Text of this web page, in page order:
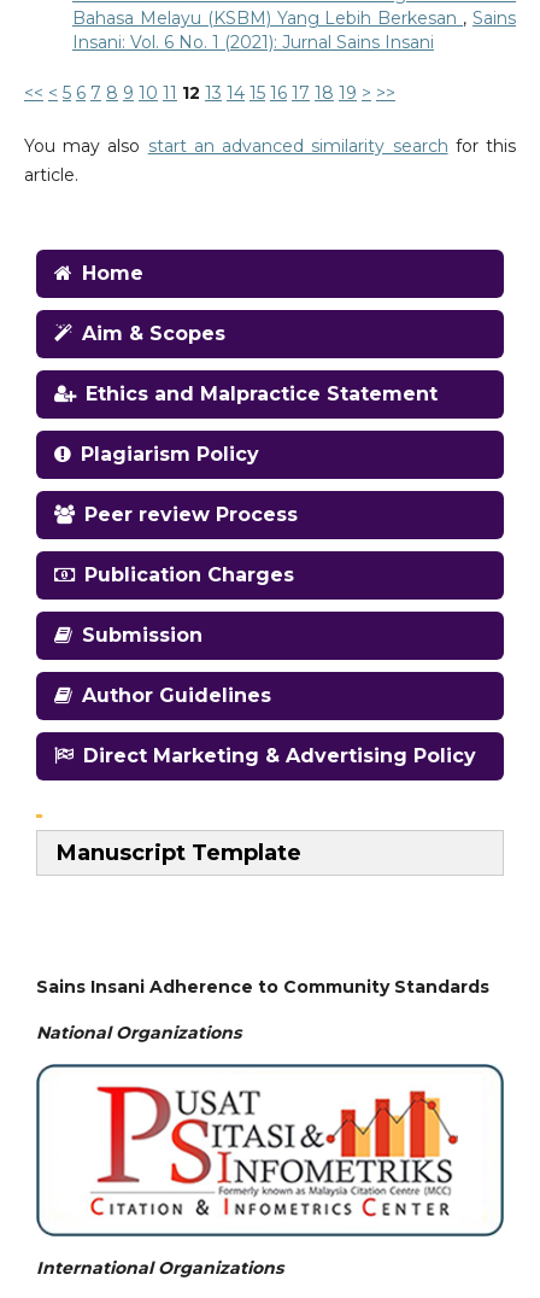
Bahasa Melayu (KSBM) Yang Lebih Berkesan ,Sains
Insani: Vol. 6 No. 1 (2021): Jurnal Sains Insani
<< < 5 6 7 8 9 10 11 12 13 14 15 16 17 18 19 > >>
You may also start an advanced similarity search for this
article.
Home
Aim & Scopes
Ethics and Malpractice Statement
Plagiarism Policy
Peer review Process
Publication Charges
Submission
Author Guidelines
Direct Marketing & Advertising Policy
Manuscript Template
Sains Insani Adherence to Community Standards
National Organizations
International Organizations